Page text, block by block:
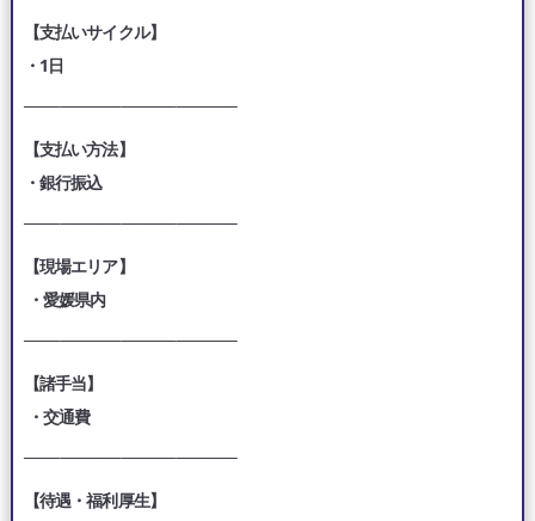
【支払いサイクル】
・1日
【支払い方法】
・銀行振込
【現場エリア】
・愛媛県内
【諸手当】
・交通費
【待遇・福利厚生】